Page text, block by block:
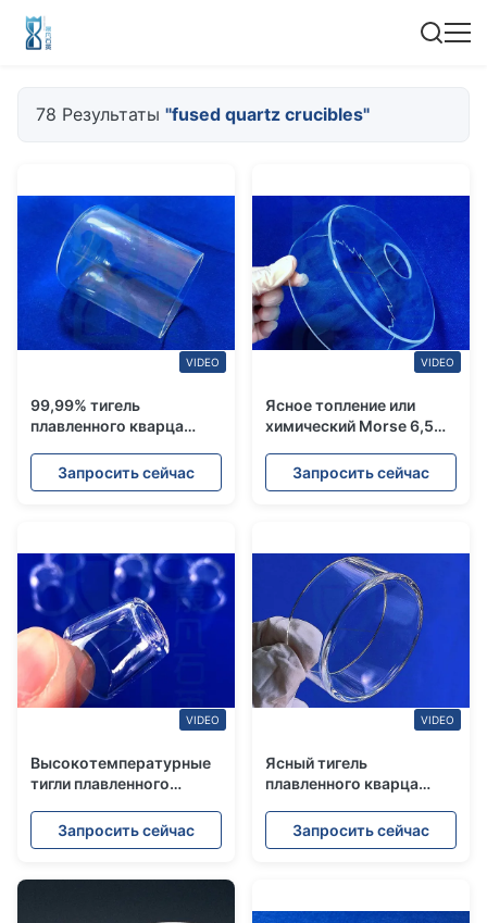
78 Результаты "fused quartz crucibles"
VIDEO
99,99% тигель
плавленного кварца
прозрачный
Запросить сейчас
VIDEO
Ясное топление или
химический Morse 6,5
кварца
Запросить сейчас
VIDEO
Высокотемпературные
тигли плавленного
химиката
Запросить сейчас
VIDEO
Ясный тигель
плавленного кварца
кварца
Запросить сейчас